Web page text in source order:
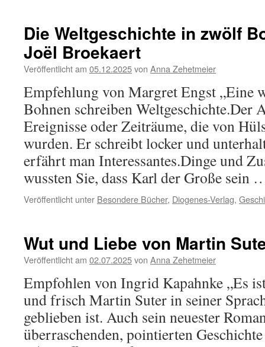
Die Weltgeschichte in zwölf
Joël Broekaert
Veröffentlicht am 05.12.2025von Anna Zehetmeier
Empfehlung von Margret Engst „Eine
Bohnen schreiben Weltgeschichte.Der
Ereignisse oder Zeiträume, die von
wurden. Er schreibt locker und
erfährt man Interessantes.Dinge und
wussten Sie, dass Karl der Große sein
Veröffentlicht unter Besondere Bücher, Diogenes-Verlag,
Wut und Liebe von Martin
Veröffentlicht am 02.07.2025von Anna Zehetmeier
Empfohlen von Ingrid Kapahnke „Es
und frisch Martin Suter in seiner
geblieben ist. Auch sein neuester
überraschenden, pointierten